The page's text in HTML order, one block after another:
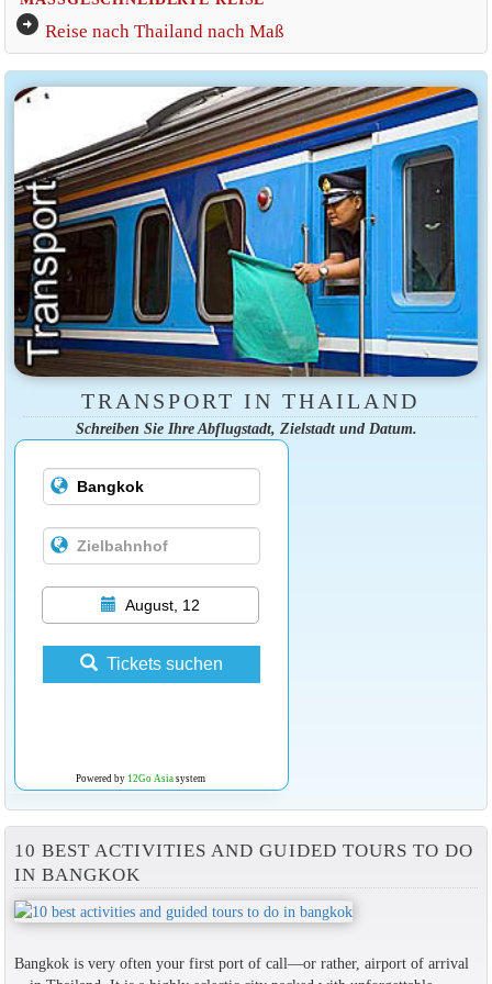
arrow_circle_right Reise nach Thailand nach Maß
TRANSPORT IN THAILAND
Schreiben Sie Ihre Abflugstadt, Zielstadt und Datum.
August, 12
Tickets suchen
Powered by 12Go Asiasystem
10 BEST ACTIVITIES AND GUIDED TOURS TO DO
IN BANGKOK
Bangkok is very often your first port of call—or rather, airport of arrival